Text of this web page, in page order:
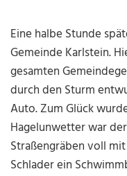
Eine halbe Stunde
Gemeinde Karlstein.
gesamten
durch den Sturm
Auto. Zum Glück
Hagelunwetter war
Straßengräben voll
Schlader ein